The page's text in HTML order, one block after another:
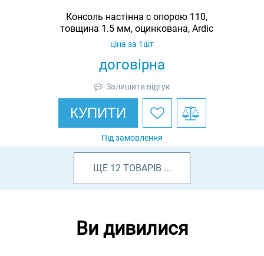
Консоль настінна c опорою 110,
товщина 1.5 мм, оцинкована, Ardic
договірна
ціна за 1шт
Залишити відгук
КУПИТИ
Під замовлення
ЩЕ 12 ТОВАРІВ ...
Ви дивилися